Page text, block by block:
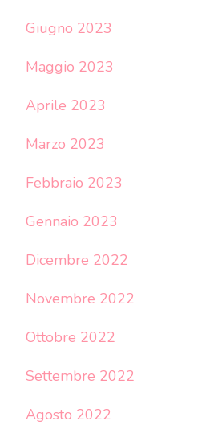
Giugno 2023
Maggio 2023
Aprile 2023
Marzo 2023
Febbraio 2023
Gennaio 2023
Dicembre 2022
Novembre 2022
Ottobre 2022
Settembre 2022
Agosto 2022